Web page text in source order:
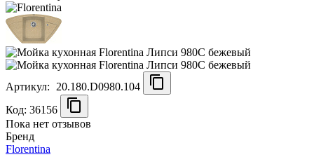
Артикул:
20.180.D0980.104
Код: 36156
Пока нет отзывов
Бренд
Florentina